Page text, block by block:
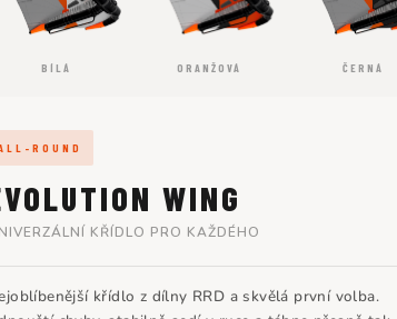
BÍLÁ ORANŽOVÁ ČERNÁ
ROUND
WING
KŘÍDLO PRO KAŽDÉHO
křídlo z dílny RRD a skvělá první volba.